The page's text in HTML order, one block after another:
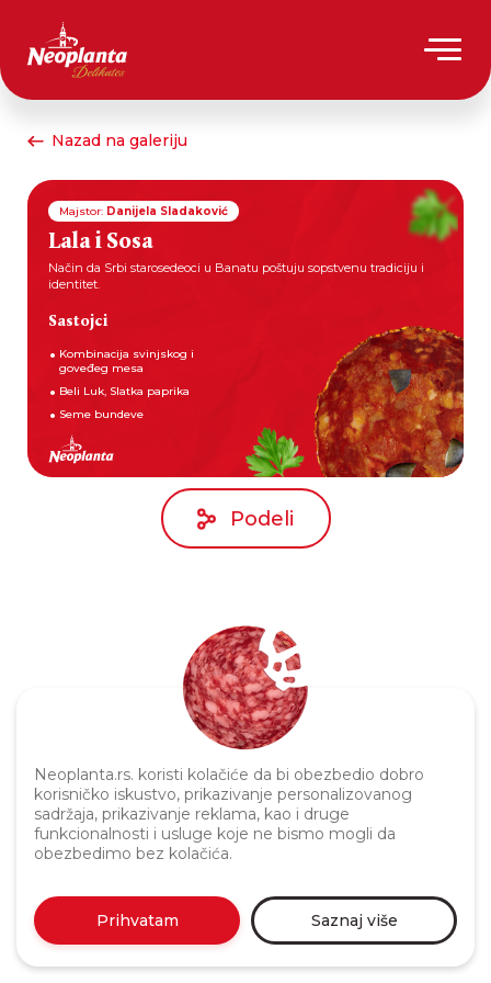
Neoplanta.rs. koristi kolačiće da bi obezbedio dobro
korisničko iskustvo, prikazivanje personalizovanog
sadržaja, prikazivanje reklama, kao i druge
funkcionalnosti i usluge koje ne bismo mogli da
obezbedimo bez kolačića.
Prihvatam Saznaj više
Nazad na galeriju
Majstor: Danijela Sladaković
Lala i Sosa
Način da Srbi starosedeoci u Banatu poštuju sopstvenu tradiciju i
identitet.
Sastojci
Kombinacija svinjskog i
goveđeg mesa
Beli Luk, Slatka paprika
Seme bundeve
Podeli
Politika privatnosti